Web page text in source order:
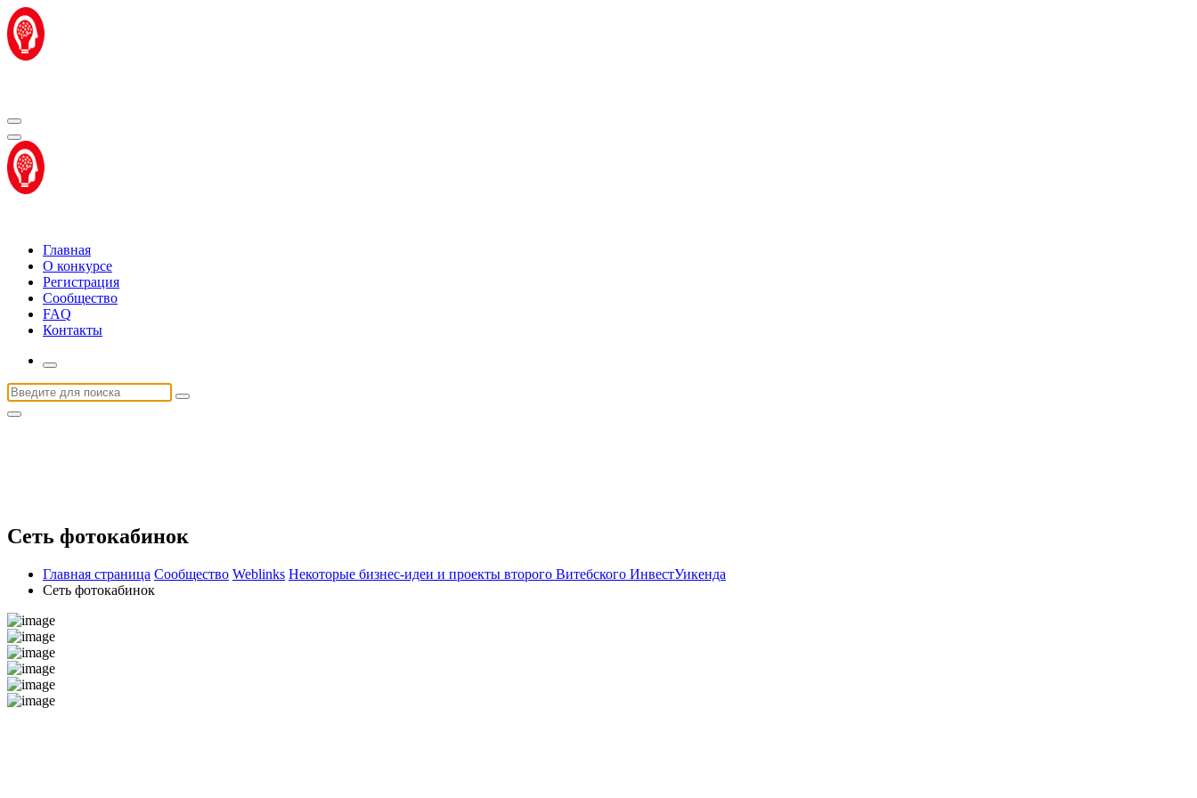
Перейти
к
содержимому
Главная
О конкурсе
Регистрация
Сообщество
FAQ
Контакты
Искать:
Сеть фотокабинок
Главная страница Сообщество Weblinks Некоторые бизнес-идеи и проекты второго Витебского ИнвестУикенда
Сеть фотокабинок